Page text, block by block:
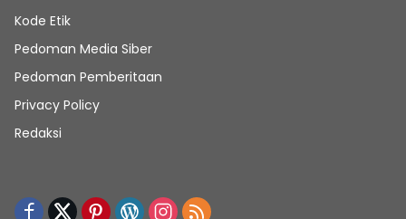
Kode Etik
Pedoman Media Siber
Pedoman Pemberitaan
Privacy Policy
Redaksi